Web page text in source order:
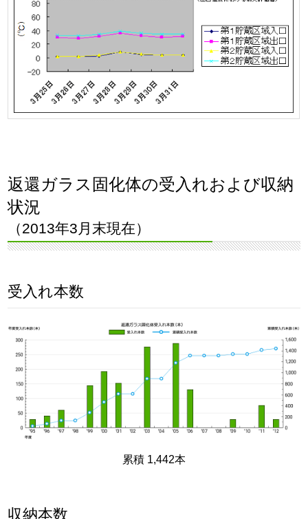
返還ガラス固化体の受入れおよび収納
状況
（2013年3月末現在）
受入れ本数
累積 1,442本
収納本数